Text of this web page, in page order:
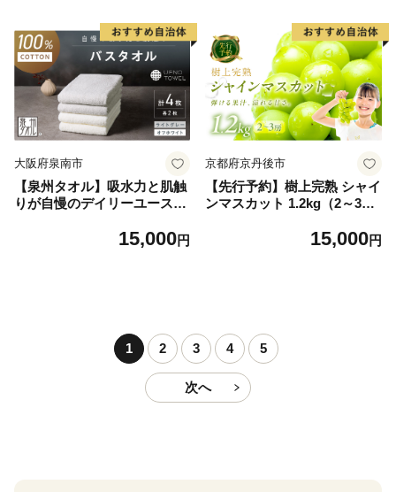
大阪府泉南市
【泉州タオル】吸水力と肌触
りが自慢のデイリーユースバ
トグレー 4枚【配送不可地
15,000円
京都府京丹後市
【先行予約】樹上完熟 シャイ
ンマスカット 1.2kg（2～3
送） ふるさと納税 シャイン
15,000円
1 2 3 4 5
次へ